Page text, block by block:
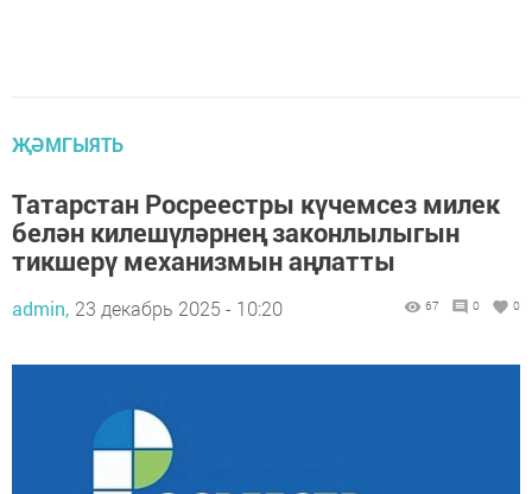
ҖӘМГЫЯТЬ
Татарстан Росреестры күчемсез милек
белән килешүләрнең законлылыгын
тикшерү механизмын аңлатты
admin, 23 декабрь 2025 - 10:20 67 0 0